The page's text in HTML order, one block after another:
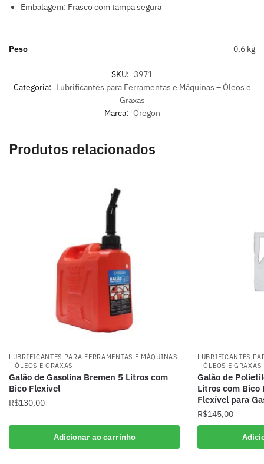
Embalagem: Frasco com tampa segura
Peso 0,6 kg
SKU: 3971
Categoria: Lubrificantes para Ferramentas e Máquinas – Óleos e
Graxas
Marca: Oregon
Produtos relacionados
LUBRIFICANTES PARA FERRAMENTAS E MÁQUINAS
– ÓLEOS E GRAXAS
Galão de Gasolina Bremen 5 Litros com
Bico Flexível
R$130,00
Adicionar ao carrinho
LUBRIFICANTES
– ÓLEOS E GRAXAS
Galão de
Litros com Bico
Flexível para
R$145,00